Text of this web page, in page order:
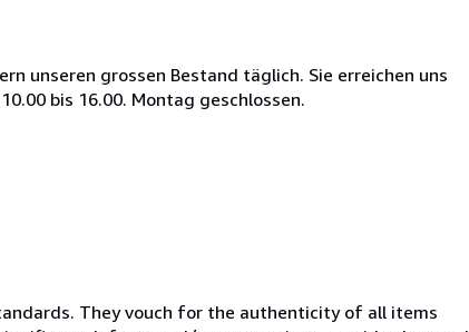
unseren grossen Bestand täglich. Sie erreichen uns
bis 16.00. Montag geschlossen.
They vouch for the authenticity of all items